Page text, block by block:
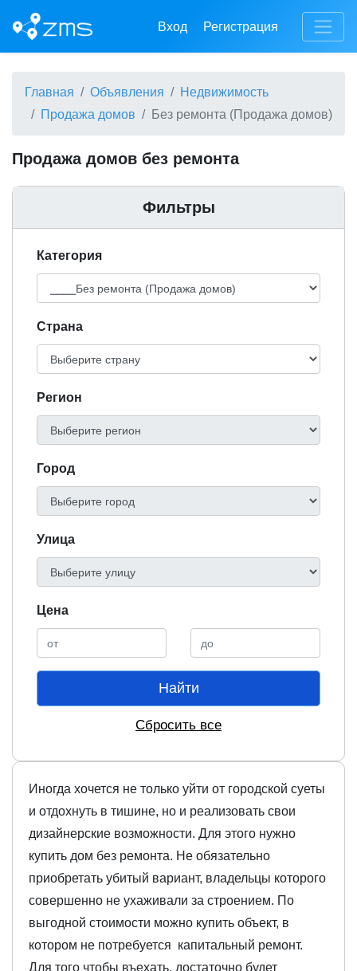
Вход Регистрация
Главная Объявления
Недвижимость
Продажа домов
Без ремонта (Продажа домов)
Продажа домов без ремонта
Фильтры
Категория
Cтрана
Регион
Город
Улица
Цена
Найти
Сбросить все
Иногда хочется не только уйти от городской суеты
и отдохнуть в тишине, но и реализовать свои
дизайнерские возможности. Для этого нужно
купить дом без ремонта. Не обязательно
приобретать убитый вариант, владельцы которого
совершенно не ухаживали за строением. По
выгодной стоимости можно купить объект, в
котором не потребуется капитальный ремонт.
Для того чтобы въехать, достаточно будет